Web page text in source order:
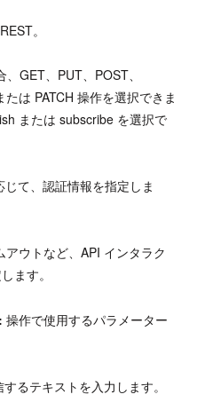
。
、GET、PUT、POST、
は PATCH 操作を選択できま
または subscribe を選択で
じて、認証情報を指定しま
アウトなど、API インタラク
ます。
操作で使用するパラメーター
るテキストを入力します。